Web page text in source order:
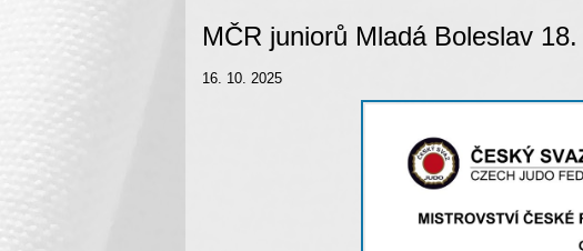
MČR juniorů Mladá Boleslav
16. 10. 2025